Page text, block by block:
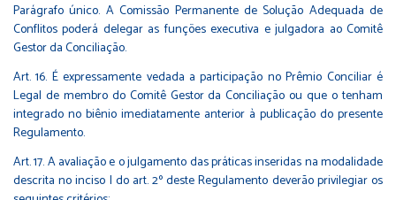
Parágrafo único. A Comissão Permanente de Solução Adequada de
Conflitos poderá delegar as funções executiva e julgadora ao Comitê
Gestor da Conciliação.
Art. 16. É expressamente vedada a participação no Prêmio Conciliar é
Legal de membro do Comitê Gestor da Conciliação ou que o tenham
integrado no biênio imediatamente anterior à publicação do presente
Regulamento.
Art. 17. A avaliação e o julgamento das práticas inseridas na modalidade
descrita no inciso I do art. 2º deste Regulamento deverão privilegiar os